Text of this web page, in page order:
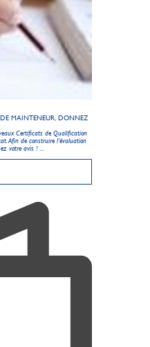
MAINTENEUR, DONNEZ
Certificats de Qualification
Afin de construire l’évaluation
votre avis ! ...